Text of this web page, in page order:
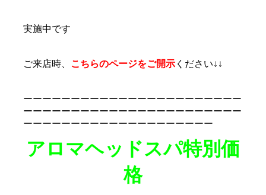
実施中です
ご来店時、 こちらのページをご開示ください↓↓
ーーーーーーーーーーーーーーーーーーーーーーー
ーーーーーーーーーーーーーーーーーーーーーーー
ーーーーーーーーーーーーーーーーーーーー
アロマヘッドスパ特別価
格